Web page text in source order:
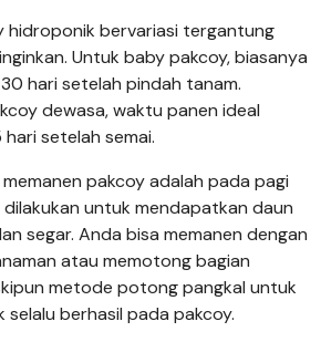
hidroponik bervariasi tergantung
Untuk baby pakcoy, biasanya
hari setelah pindah tanam.
dewasa, waktu panen ideal
setelah semai.
pakcoy adalah pada pagi
dilakukan untuk mendapatkan daun
segar. Anda bisa memanen dengan
atau memotong bagian
metode potong pangkal untuk
berhasil pada pakcoy.